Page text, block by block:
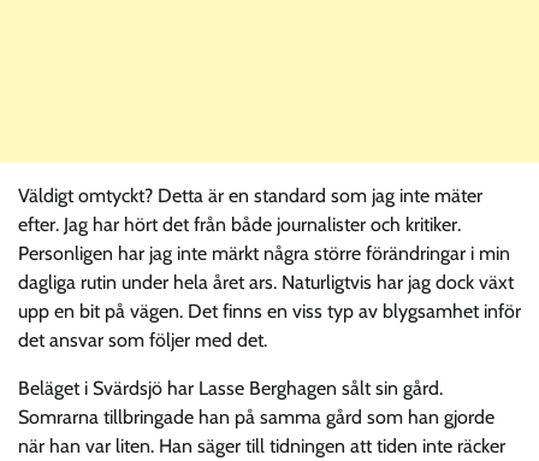
Väldigt omtyckt? Detta är en standard som jag inte mäter
efter. Jag har hört det från både journalister och kritiker.
Personligen har jag inte märkt några större förändringar i min
dagliga rutin under hela året ars. Naturligtvis har jag dock växt
upp en bit på vägen. Det finns en viss typ av blygsamhet inför
det ansvar som följer med det.
Beläget i Svärdsjö har Lasse Berghagen sålt sin gård.
Somrarna tillbringade han på samma gård som han gjorde
när han var liten. Han säger till tidningen att tiden inte räcker